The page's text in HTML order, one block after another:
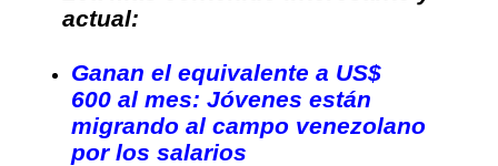
actual:
Ganan el equivalente a US$
600 al mes: Jóvenes están
migrando al campo venezolano
por los salarios